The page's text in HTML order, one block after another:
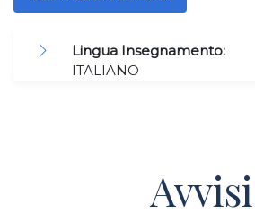
Lingua Insegnamento:
ITALIANO
Avvisi